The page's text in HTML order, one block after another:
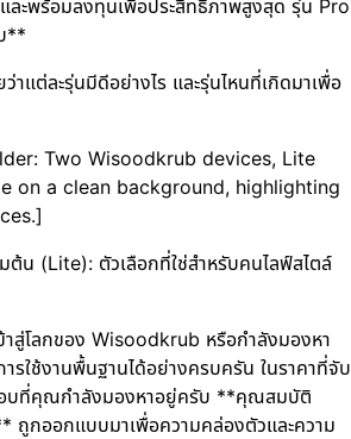
ะพร้อมลงทุนเพื่อประสิทธิภาพสูงสุด รุ่น Pro
**
ว่าแต่ละรุ่นมีดีอย่างไร และรุ่นไหนที่เกิดมาเพื่อ
Two Wisoodkrub devices, Lite
on a clean background, highlighting
น (Lite): ตัวเลือกที่ใช่สำหรับคนไลฟ์สไตล์
าสู่โลกของ Wisoodkrub หรือกำลังมองหา
ใช้งานพื้นฐานได้อย่างครบครัน ในราคาที่จับ
บที่คุณกำลังมองหาอยู่ครับ **คุณสมบัติ
กออกแบบมาเพื่อความคล่องตัวและความ